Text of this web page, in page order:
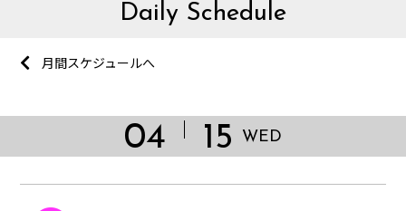
Daily Schedule
月間スケジュールへ
04 15 WED